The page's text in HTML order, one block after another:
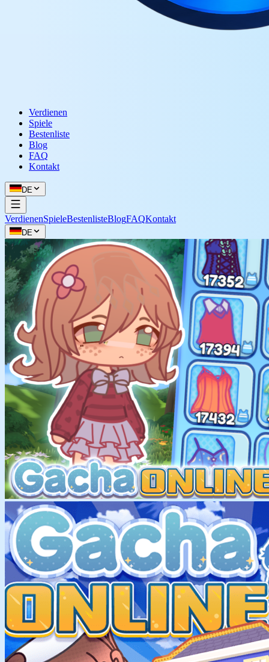
Verdienen
Spiele
Bestenliste
Blog
FAQ
Kontakt
DE
VerdienenSpieleBestenlisteBlogFAQKontakt
DE